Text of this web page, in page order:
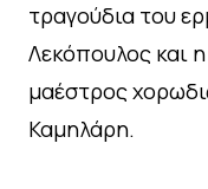
τραγούδια του
Λεκόπουλος και
μαέστρος
Καμηλάρη.